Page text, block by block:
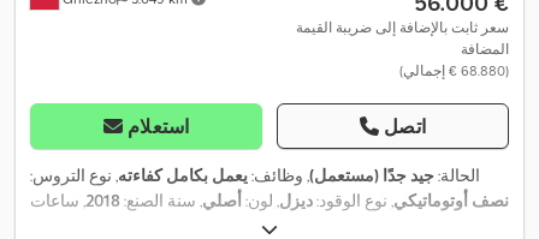
سعر ثابت بالإضافة إلى ضريبة القيمة
المضافة
(‏68.880 € إجمالي)
استعلام اتصل
الحالة:جيد جدًا (مستعمل), وظائف:يعمل بكامل كفاءته, نوع التروس:
نصف أوتوماتيكي, نوع الوقود:ديزل, لون: أصلي, سنة الصنع: 2018, ساعات
تكييف الهواء, دفع رباعي, ذراع قابل للتعديل,